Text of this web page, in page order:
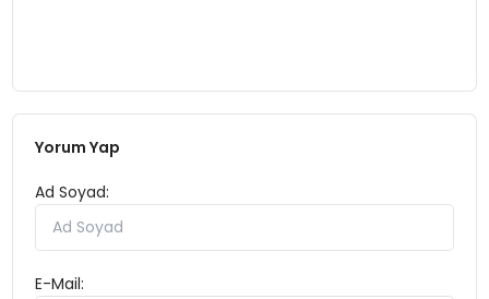
Yorum Yap
Ad Soyad:
E-Mail: